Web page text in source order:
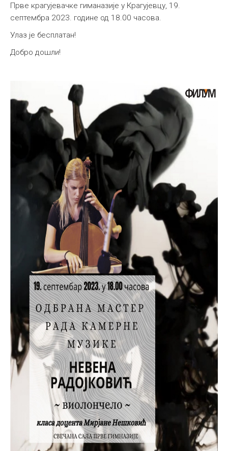
Прве крагујевачке гиманазије у Крагујевцу, 19.
септембра 2023. године од 18.00 часова.
Улаз је бесплатан!
Добро дошли!